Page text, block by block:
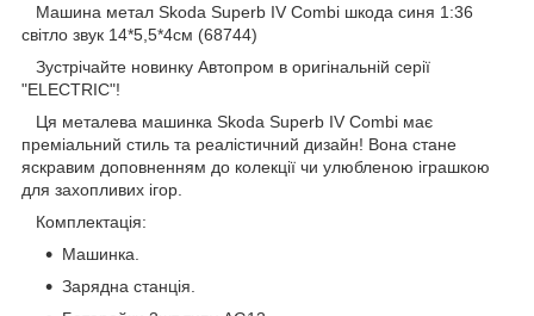
Машина метал Skoda Superb IV Combi шкода синя 1:36
світло звук 14*5,5*4см (68744)
Зустрічайте новинку Автопром в оригінальній серії
"ELECTRIC"!
Ця металева машинка Skoda Superb IV Combi має
преміальний стиль та реалістичний дизайн! Вона стане
яскравим доповненням до колекції чи улюбленою іграшкою
для захопливих ігор.
Комплектація:
Машинка.
Зарядна станція.